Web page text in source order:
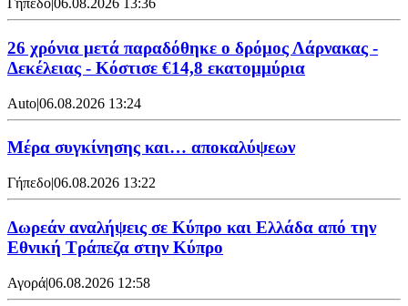
Γήπεδο|06.08.2026 13:36
26 χρόνια μετά παραδόθηκε ο δρόμος Λάρνακας -
Δεκέλειας - Κόστισε €14,8 εκατομμύρια
Auto|06.08.2026 13:24
Mέρα συγκίνησης και… αποκαλύψεων
Γήπεδο|06.08.2026 13:22
Δωρεάν αναλήψεις σε Κύπρο και Ελλάδα από την
Εθνική Τράπεζα στην Κύπρο
Αγορά|06.08.2026 12:58